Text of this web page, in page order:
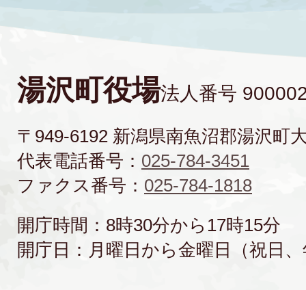
湯沢町役場法人番号
〒949-6192 新潟県南魚沼郡湯沢町
代表電話番号： 025-784-3451
ファクス番号： 025-784-1818
開庁時間：8時30分から17時15分
開庁日：月曜日から金曜日（祝日